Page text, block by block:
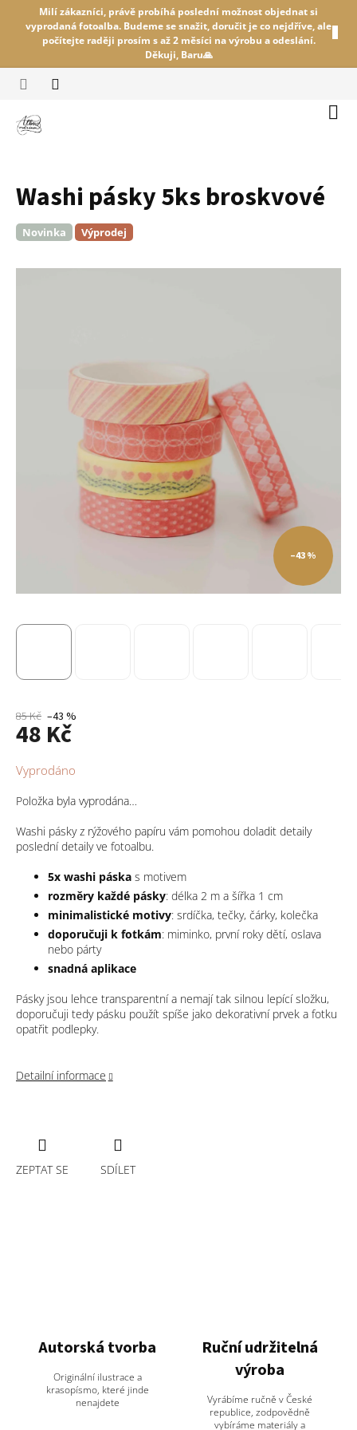
Milí zákazníci, právě probíhá poslední možnost objednat si
vyprodaná fotoalba. Budeme se snažit, doručit je co nejdříve, ale
počítejte raději prosím s až 2 měsíci na výrobu a odeslání.
Děkuji, Baru🙏
Washi pásky 5ks broskvové
Novinka Výprodej
–43 %
85 Kč –43 %
48 Kč
cena:
Vyprodáno
Položka byla vyprodána…
Washi pásky z rýžového papíru vám pomohou doladit detaily
poslední detaily ve fotoalbu.
5x washi páska s motivem
rozměry každé pásky: délka 2 m a šířka 1 cm
minimalistické motivy: srdíčka, tečky, čárky, kolečka
doporučuji k fotkám: miminko, první roky dětí, oslava
nebo párty
snadná aplikace
Pásky jsou lehce transparentní a nemají tak silnou lepící složku,
doporučuji tedy pásku použít spíše jako dekorativní prvek a fotku
opatřit podlepky.
Detailní informace
ZEPTAT SE SDÍLET
Autorská tvorba
Originální ilustrace a
krasopísmo, které jinde
nenajdete
Ruční udržitelná
výroba
Vyrábíme ručně v České
republice, zodpovědně
vybíráme materiály a